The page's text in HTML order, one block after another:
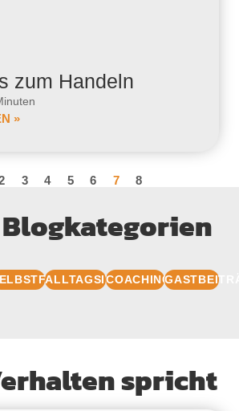
zum Handeln
»
3 4 5 6 7 8
ALLTAGSIMPULSECOACHINGBASIS
spricht